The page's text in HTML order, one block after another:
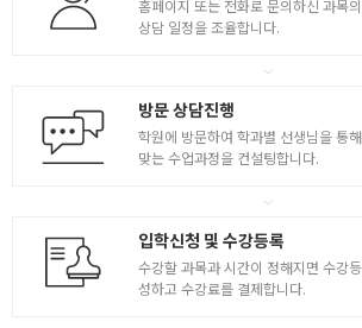
홈페이지 또는 전화로 문의하신 과목
상담 일정을 조율합니다.
방문 상담진행
학원에 방문하여 학과별 선생님을 통
맞는 수업과정을 컨설팅합니다.
입학신청 및 수강등록
수강할 과목과 시간이 정해지면 수강
성하고 수강료를 결제합니다.